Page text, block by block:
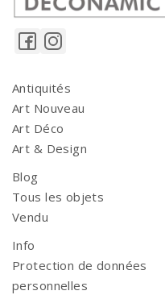
Antiquités
Art Nouveau
Art Déco
Art & Design
Blog
Tous les objets
Vendu
Info
Protection de données
personnelles